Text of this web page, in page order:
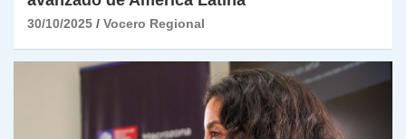
30/10/2025 Vocero Regional